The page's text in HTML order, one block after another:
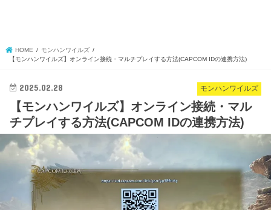
HOME
モンハンワイルズ
【モンハンワイルズ】オンライン接続・マルチプレイする方法(CAPCOM IDの連携方法)
モンハンワイルズ
2025.02.28
【モンハンワイルズ】オンライン接続・マル
チプレイする方法(CAPCOM IDの連携方法)